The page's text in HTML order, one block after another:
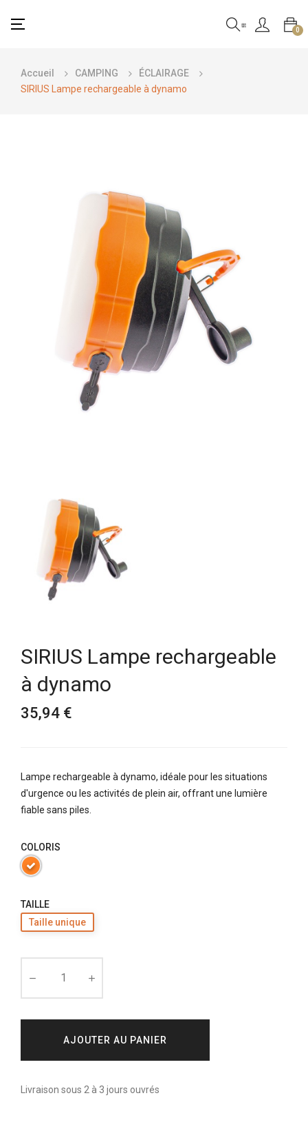
Basculer
☰ 0
Accueil CAMPING
ÉCLAIRAGE
SIRIUS Lampe rechargeable à dynamo
SIRIUS Lampe rechargeable
à dynamo
35,94 €
Lampe rechargeable à dynamo, idéale pour les situations
d'urgence ou les activités de plein air, offrant une lumière
fiable sans piles.
COLORIS
TAILLE
Taille unique
AJOUTER AU PANIER
Livraison sous 2 à 3 jours ouvrés